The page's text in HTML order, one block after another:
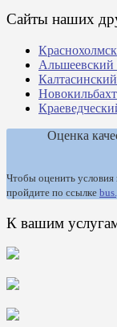
Сайты наших
Альшеевский
Оценка
Чтобы оценить условия
пройдите по ссылке
К вашим